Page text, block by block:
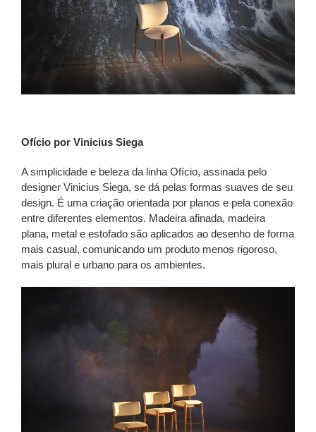
Ofício por Vinicius Siega
A simplicidade e beleza da linha Ofício, assinada pelo
designer Vinicius Siega, se dá pelas formas suaves de seu
design. É uma criação orientada por planos e pela conexão
entre diferentes elementos. Madeira afinada, madeira
plana, metal e estofado são aplicados ao desenho de forma
mais casual, comunicando um produto menos rigoroso,
mais plural e urbano para os ambientes.